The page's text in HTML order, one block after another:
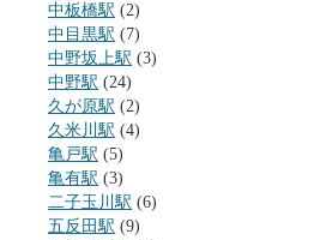
中板橋駅 (2)
中目黒駅 (7)
中野坂上駅 (3)
中野駅 (24)
久が原駅 (2)
久米川駅 (4)
亀戸駅 (5)
亀有駅 (3)
二子玉川駅 (6)
五反田駅 (9)